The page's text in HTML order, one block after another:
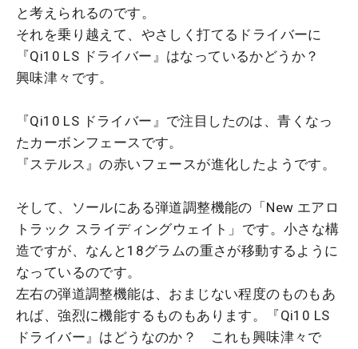
と考えられるのです。
それを乗り越えて、やさしく打てるドライバーに
『Qi10 LS ドライバー』はなっているかどうか？
興味津々です。
『Qi10 LS ドライバー』で注目したのは、青くなっ
たカーボンフェースです。
『ステルス』の赤いフェースが進化したようです。
そして、ソールにある弾道調整機能の「New エアロ
トラック スライディングウェイト」です。小さな構
造ですが、なんと18グラムの重さが移動するように
なっているのです。
左右の弾道調整機能は、おまじない程度のものもあ
れば、強烈に機能するものもあります。『Qi10 LS
ドライバー』はどうなのか？ これも興味津々で